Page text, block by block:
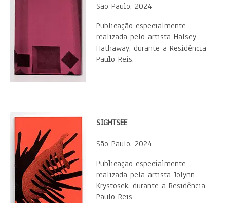
São Paulo, 2024
Publicação especialmente
realizada pelo artista Halsey
Hathaway, durante a Residência
Paulo Reis.
SIGHTSEE
São Paulo, 2024
Publicação especialmente
realizada pela artista Jolynn
Krystosek, durante a Residência
Paulo Reis